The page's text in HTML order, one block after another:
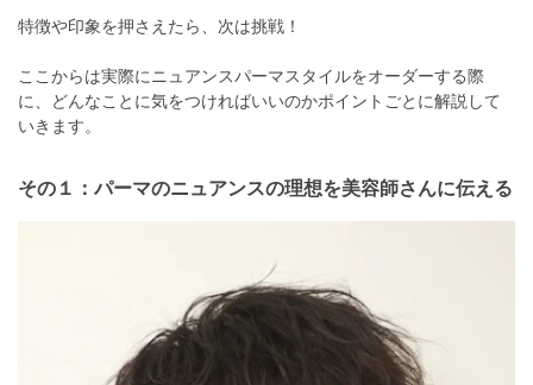
特徴や印象を押さえたら、次は挑戦！
ここからは実際にニュアンスパーマスタイルをオーダーする際
に、どんなことに気をつければいいのかポイントごとに解説して
いきます。
その１：パーマのニュアンスの理想を美容師さんに伝える